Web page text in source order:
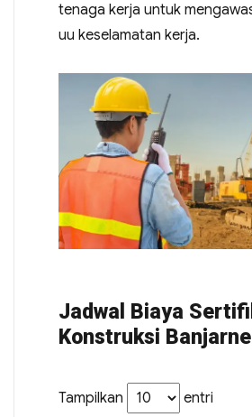
tenaga kerja untuk
uu keselamatan kerja.
Jadwal Biaya
Konstruksi
Tampilkan entri